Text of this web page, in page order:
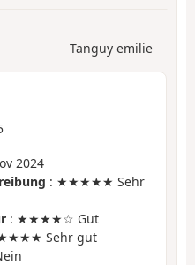
Tanguy emilie
2024
: ★★★★★ Sehr
: ★★★★☆ Gut
Sehr gut